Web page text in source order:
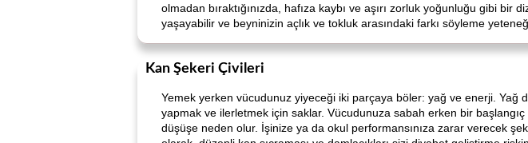
olmadan bıraktığınızda, hafıza kaybı ve aşırı zorluk yoğunluğu gibi
yaşayabilir ve beyninizin açlık ve tokluk arasındaki farkı söyleme
Kan Şekeri Çivileri
Yemek yerken vücudunuz yiyeceği iki parçaya böler: yağ ve enerji. Yağ
yapmak ve ilerletmek için saklar. Vücudunuza sabah erken bir
düşüşe neden olur. İşinize ya da okul performansınıza zarar verecek